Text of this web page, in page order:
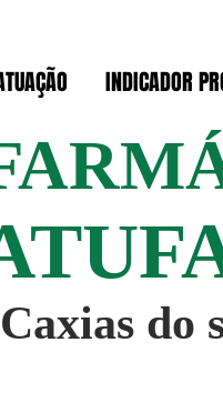
INDICADOR
Caxias do